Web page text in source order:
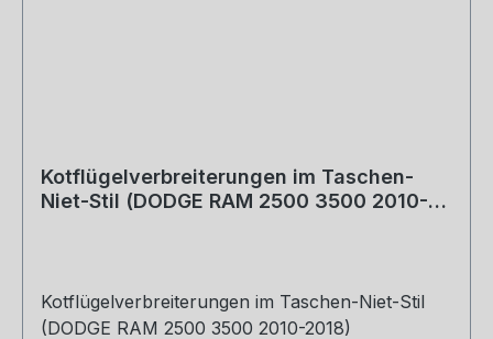
Kotflügelverbreiterungen im Taschen-
Niet-Stil (DODGE RAM 2500 3500 2010-
Kotflügelverbreiterungen im Taschen-Niet-Stil
(DODGE RAM 2500 3500 2010-2018)